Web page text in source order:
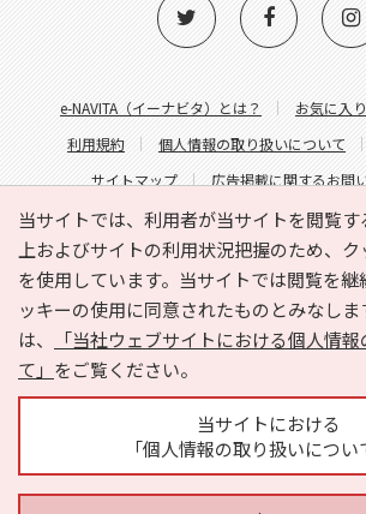
当サイトでは、利用者が当サイトを閲覧
上およびサイトの利用状況把握のため、ク
を使用しています。当サイトでは閲覧を継
ッキーの使用に同意されたものとみなし
は、
「当社ウェブサイトにおける個人情
て」 をご覧ください。
当サイトにおける
「個人情報の取り扱いについ
e-NAVITA（イーナビタ）とは？ お気に入り
利用規約
個人情報の取り扱いについて
サイトマップ
広告掲載に関するお問
サイトの内容に関するお問い合
Copyright © HYOJITO.Co.,Ltd. All Rights